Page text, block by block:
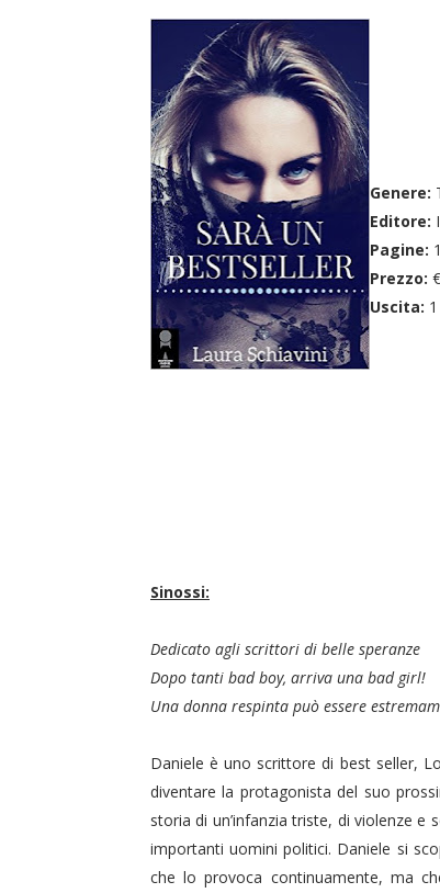
Genere:
Editore:
Pagine:
Prezzo:
Uscita:
Sinossi:
Dedicato agli scrittori di belle speranze
Dopo tanti bad boy, arriva una bad girl!
Una donna respinta può essere
Daniele è uno scrittore di best seller,
diventare la protagonista del suo
storia di un’infanzia triste, di violenze
importanti uomini politici. Daniele si
che lo provoca continuamente, ma